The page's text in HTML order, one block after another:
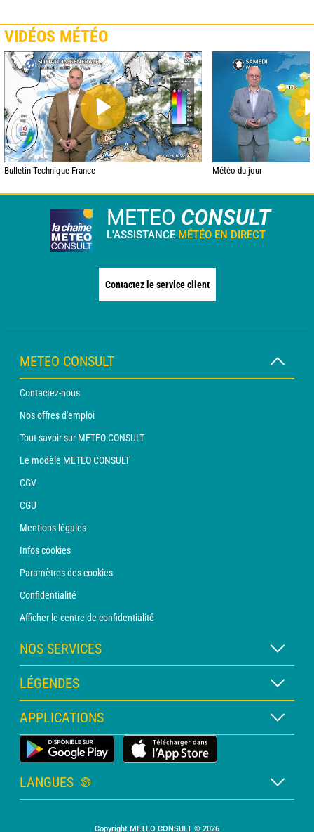
VIDÉOS MÉTÉO
Bulletin Technique France Météo du jour
METEO CONSULT
L'ASSISTANCE MÉTÉO EN DIRECT
Contactez le service client
METEO CONSULT
Contactez-nous
Nos offres d'emploi
Tout savoir sur METEO CONSULT
Le modèle METEO CONSULT
CGV
CGU
Mentions légales
Infos cookies
Paramètres des cookies
Confidentialité
Afficher le centre de confidentialité
NOS SERVICES
Abonnement METEO Xpert
Abonnement METEO PRO
Consultation avec un prévisionniste
Bulletin PRO
LÉGENDES
Légende des cartes
Légende des pictogrammes
Glossaire
APPLICATIONS
Application Météo Terrestre
LANGUES
Copyright METEO CONSULT © 2026